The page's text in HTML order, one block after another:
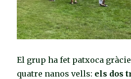
El grup ha fet patxoca
quatre nanos vells: els dos